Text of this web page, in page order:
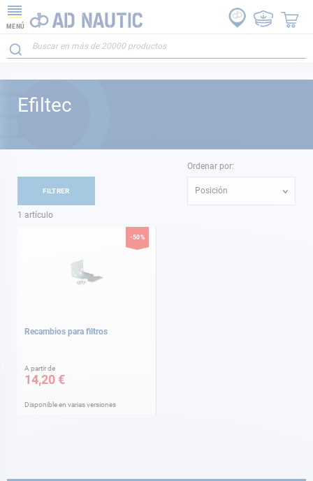
MENÚ
Efiltec
1 artículo
Ordenar por:
Posición
-50%
Recambios para filtros
A partir de
14,20 €
Disponible en varias versiones
FILTRER